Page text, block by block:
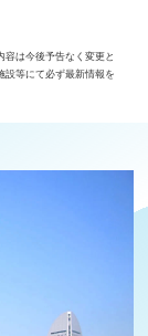
は今後予告なく変更と
設等にて必ず最新情報を